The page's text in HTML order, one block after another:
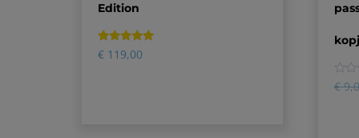
Edition
Gewaardeerd
5.00
1
€ 119,00
0
€